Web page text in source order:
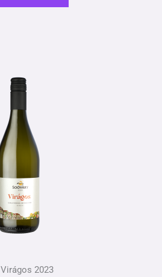
Virágos 2023